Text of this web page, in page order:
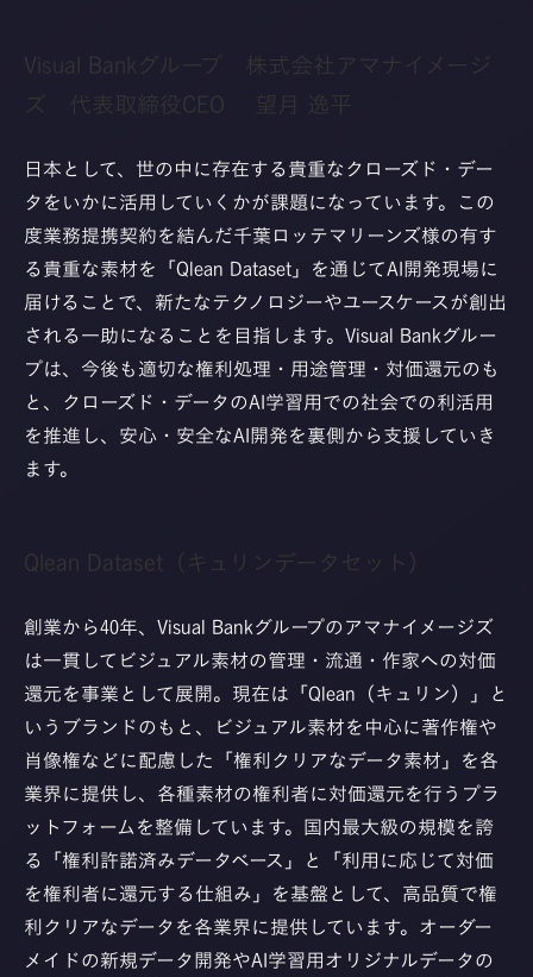
Visual Bankグループ 株式会社アマナイメージ
ズ 代表取締役CEO 望月 逸平
日本として、世の中に存在する貴重なクローズド・デー
タをいかに活用していくかが課題になっています。この
度業務提携契約を結んだ千葉ロッテマリーンズ様の有す
る貴重な素材を「Qlean Dataset」を通じてAI開発現場に
届けることで、新たなテクノロジーやユースケースが創出
される一助になることを目指します。Visual Bankグルー
プは、今後も適切な権利処理・用途管理・対価還元のも
と、クローズド・データのAI学習用での社会での利活用
を推進し、安心・安全なAI開発を裏側から支援していき
ます。
Qlean Dataset（キュリンデータセット）
創業から40年、Visual Bankグループのアマナイメージズ
は一貫してビジュアル素材の管理・流通・作家への対価
還元を事業として展開。現在は「Qlean（キュリン）」と
いうブランドのもと、ビジュアル素材を中心に著作権や
肖像権などに配慮した「権利クリアなデータ素材」を各
業界に提供し、各種素材の権利者に対価還元を行うプラ
ットフォームを整備しています。国内最大級の規模を誇
る「権利許諾済みデータベース」と「利用に応じて対価
を権利者に還元する仕組み」を基盤として、高品質で権
利クリアなデータを各業界に提供しています。オーダー
メイドの新規データ開発やAI学習用オリジナルデータの